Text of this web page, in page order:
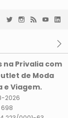
Privalia com
de Moda
e Viagem.
2026